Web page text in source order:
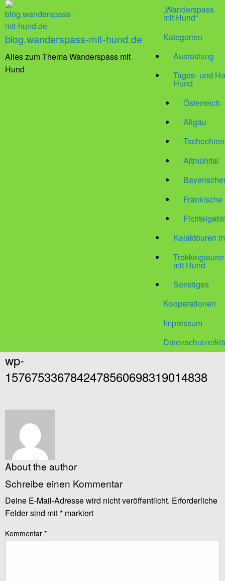
blog.wanderspass-mit-hund.de
Alles zum Thema Wanderspass mit
Hund
„Wanderspass
mit Hund“
Kategorien
Ausrüstung
Tages- und
Hund
Österreich
Allgäu
Tschechien
Altmühltal
Kajaktouren
mit Hund
Sonstiges
Kooperationen
Impressum
wp-
1576753367842478560698319014838
About the author
Schreibe einen Kommentar
Deine E-Mail-Adresse wird nicht veröffentlicht. Erforderliche
Felder sind mit* markiert
Kommentar *